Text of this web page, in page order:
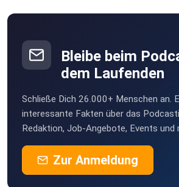
Bleibe beim
dem Laufenden
Schließe Dich 26.000+ Menschen an.
interessante Fakten über das
Redaktion, Job-Angebote, Events und
Zur Anmeldung